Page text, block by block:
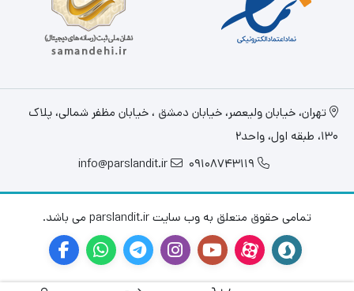
تهران، خيابان وليعصر، خیابان دمشق ، خیابان مظفر شمالی، پلاک
130، طبقه اول، واحد2
09108743119
info@parslandit.ir
تمامی حقوق متعلق به وب سایت parslandit.ir می باشد.